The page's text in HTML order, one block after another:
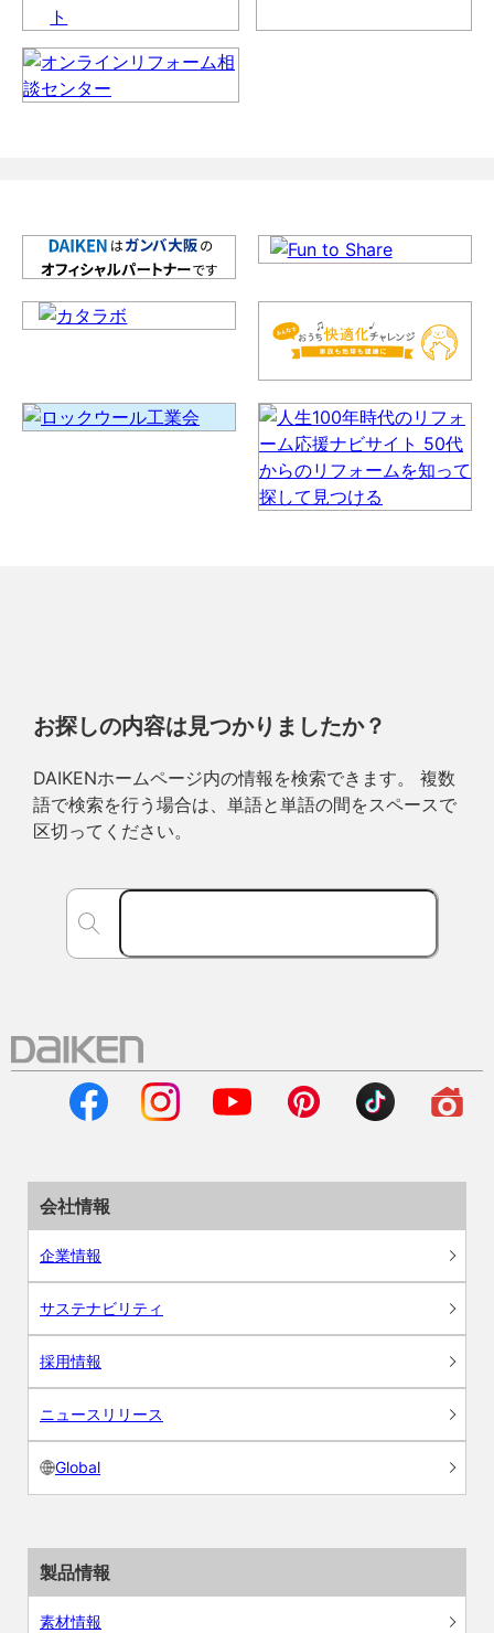
お探しの内容は見つかりましたか？
DAIKENホームページ内の情報を検索できます。 複数
語で検索を行う場合は、単語と単語の間をスペースで
区切ってください。
会社情報
企業情報
サステナビリティ
採用情報
ニュースリリース
Global
製品情報
素材情報